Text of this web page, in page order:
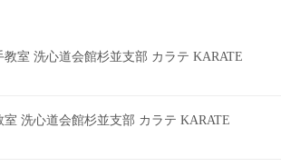
室 洗心道会館杉並支部 カラテ KARATE
洗心道会館杉並支部 カラテ KARATE